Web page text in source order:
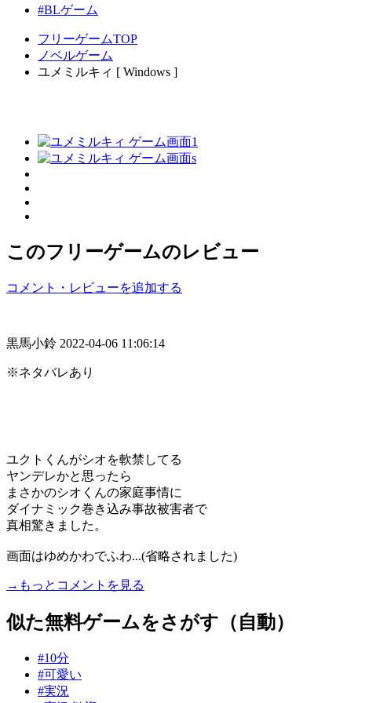
#BLゲーム
フリーゲームTOP
ノベルゲーム
ユメミルキィ [ Windows ]
このフリーゲームのレビュー
コメント・レビューを追加する
黒馬小鈴 2022-04-06 11:06:14
※ネタバレあり
ユクトくんがシオを軟禁してる
ヤンデレかと思ったら
まさかのシオくんの家庭事情に
ダイナミック巻き込み事故被害者で
真相驚きました。
画面はゆめかわでふわ...(省略されました)
→もっとコメントを見る
似た無料ゲームをさがす（自動）
#10分
#可愛い
#実況